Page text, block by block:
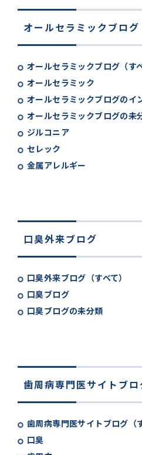
オールセラミックブログ
オールセラミックブログ（すべ
オールセラミック
オールセラミックブログのイ
オールセラミックブログの未
ジルコニア
セレック
金属アレルギー
口臭外来ブログ
口臭外来ブログ（すべて）
口臭ブログ
口臭ブログの未分類
歯周病専門医サイトブロ
歯周病専門医サイトブログ（す
口臭